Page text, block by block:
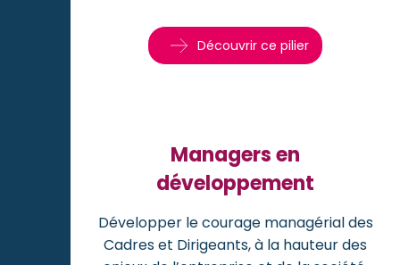
Découvrir ce pilier
Managers en
développement
Développer le courage managérial des
Cadres et Dirigeants, à la hauteur des